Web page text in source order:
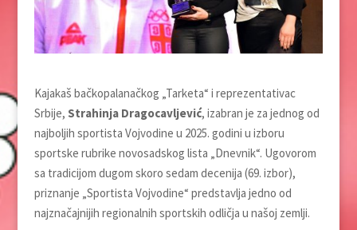
Kajakaš bačkopalanačkog „Tarketa“ i reprezentativac
Srbije, Strahinja Dragocavljević, izabran je za jednog od
najboljih sportista Vojvodine u 2025. godini u izboru
sportske rubrike novosadskog lista „Dnevnik“. Ugovorom
sa tradicijom dugom skoro sedam decenija (69. izbor),
priznanje „Sportista Vojvodine“ predstavlja jedno od
najznačajnijih regionalnih sportskih odličja u našoj zemlji.